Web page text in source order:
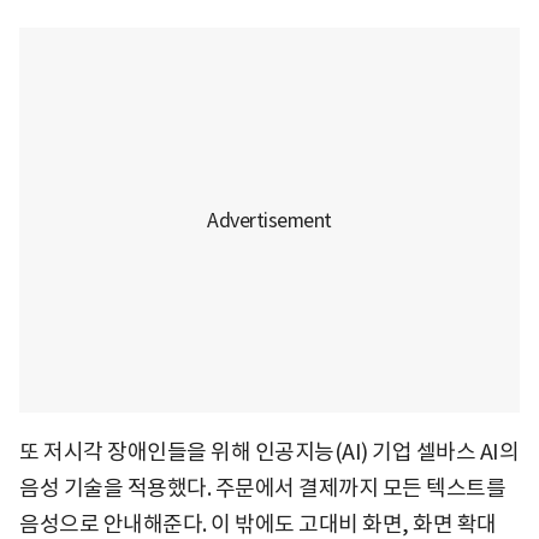
또 저시각 장애인들을 위해 인공지능(AI) 기업 셀바스 AI의
음성 기술을 적용했다. 주문에서 결제까지 모든 텍스트를
음성으로 안내해준다. 이 밖에도 고대비 화면, 화면 확대